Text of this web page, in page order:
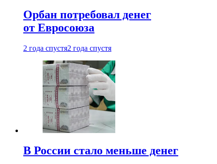
Орбан потребовал денег
от Евросоюза
2 года спустя2 года спустя
В России стало меньше денег